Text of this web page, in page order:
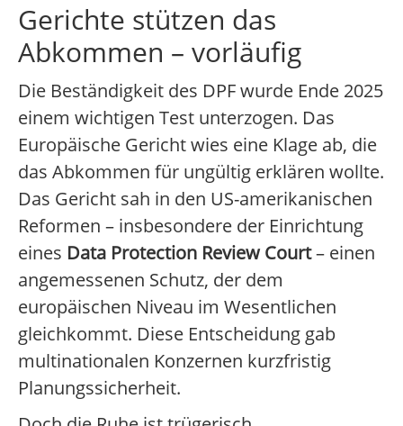
Gerichte stützen das
Abkommen – vorläufig
Die Beständigkeit des DPF wurde Ende 2025
einem wichtigen Test unterzogen. Das
Europäische Gericht wies eine Klage ab, die
das Abkommen für ungültig erklären wollte.
Das Gericht sah in den US-amerikanischen
Reformen – insbesondere der Einrichtung
eines Data Protection Review Court– einen
angemessenen Schutz, der dem
europäischen Niveau im Wesentlichen
gleichkommt. Diese Entscheidung gab
multinationalen Konzernen kurzfristig
Planungssicherheit.